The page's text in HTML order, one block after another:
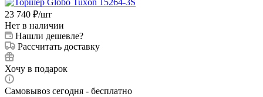
23 740 ₽/шт
Нет в наличии
Нашли дешевле?
Рассчитать доставку
Хочу в подарок
Самовывоз сегодня - бесплатно